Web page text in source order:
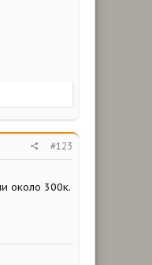
#123
около 300к.